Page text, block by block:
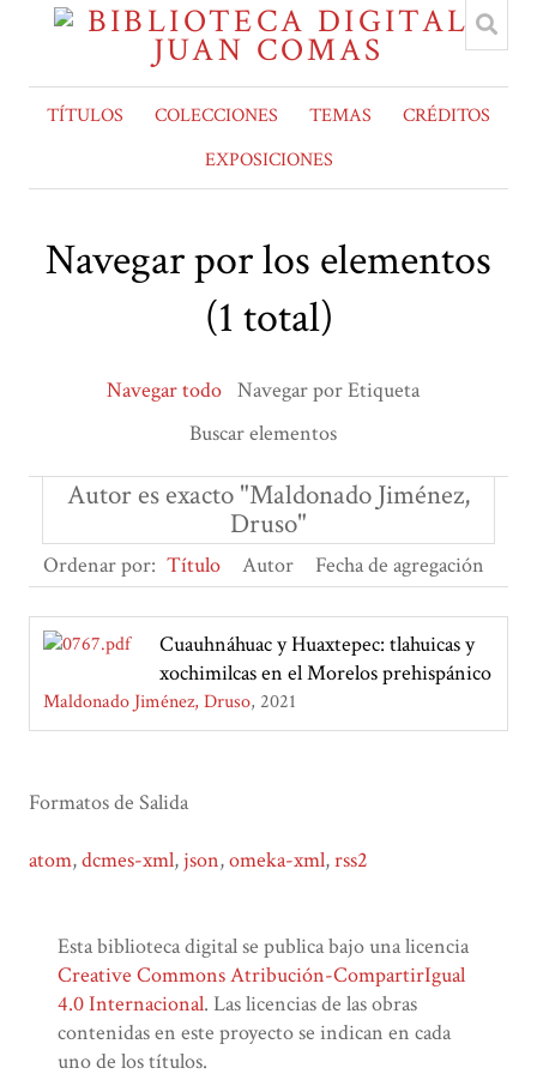
TÍTULOS COLECCIONES TEMAS
CRÉDITOS
EXPOSICIONES
Navegar por los elementos
(1 total)
Navegar todo Navegar por Etiqueta
Buscar elementos
Autor es exacto "Maldonado Jiménez,
Druso"
Ordenar por: Título Autor Fecha de agregación
Cuauhnáhuac y Huaxtepec: tlahuicas y
xochimilcas en el Morelos prehispánico
Maldonado Jiménez, Druso 2021
Formatos de Salida
atom,dcmes-xml, json,omeka-xml,rss2
Esta biblioteca digital se publica bajo una licencia
Creative Commons Atribución-CompartirIgual
4.0 Internacional. Las licencias de las obras
contenidas en este proyecto se indican en cada
uno de los títulos.